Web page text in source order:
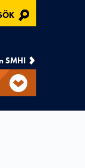
, ÖPPNAS I MODAL
SMHI